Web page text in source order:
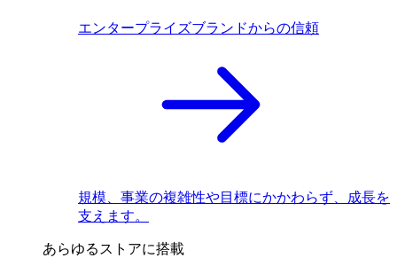
エンタープライズブランドからの信頼
規模、事業の複雑性や目標にかかわらず、成長を
支えます。
あらゆるストアに搭載